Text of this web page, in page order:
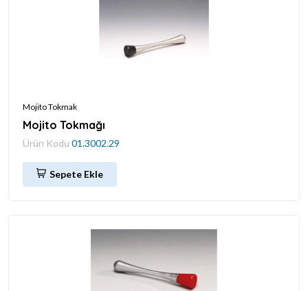
Mojito Tokmak
Mojito Tokmağı
Ürün Kodu 01.3002.29
Sepete Ekle